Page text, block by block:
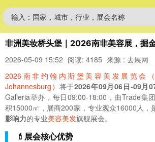
输入：国家，城市，行业，展会名称
非洲美妆桥头堡｜2026南非美容展，掘
2026-05-09 15:52 阅读: 4185 来源 : 去展网
2026南非约翰内斯堡美容美发展览会（
Johannesburg） 将于2026年09月06日-09月
Galleria举办，每日09:00-18:00，由Trade集
积15000㎡，展商200家，专业观众16000人，
影响力的专业美容美发旗舰展会。
💄展会核心优势